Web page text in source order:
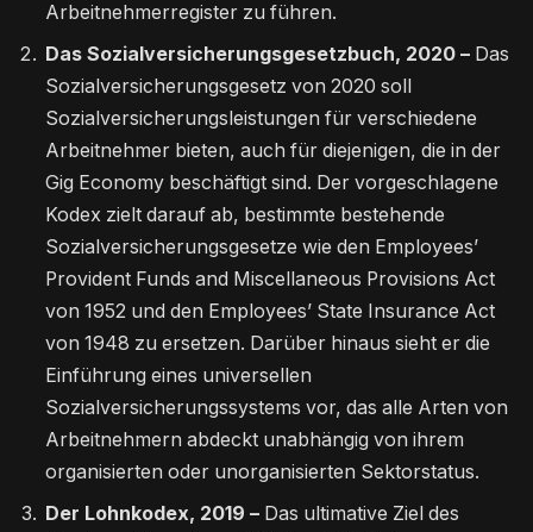
Arbeitnehmerregister zu führen.
Das Sozialversicherungsgesetzbuch, 2020 – Das
Sozialversicherungsgesetz von 2020 soll
Sozialversicherungsleistungen für verschiedene
Arbeitnehmer bieten, auch für diejenigen, die in der
Gig Economy beschäftigt sind. Der vorgeschlagene
Kodex zielt darauf ab, bestimmte bestehende
Sozialversicherungsgesetze wie den Employees’
Provident Funds and Miscellaneous Provisions Act
von 1952 und den Employees’ State Insurance Act
von 1948 zu ersetzen. Darüber hinaus sieht er die
Einführung eines universellen
Sozialversicherungssystems vor, das alle Arten von
Arbeitnehmern abdeckt unabhängig von ihrem
organisierten oder unorganisierten Sektorstatus.
Der Lohnkodex, 2019 – Das ultimative Ziel des